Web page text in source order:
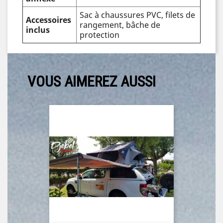
Accessoires
inclus
Sac à chaussures PVC, filets de
rangement, bâche de
protection
VOUS AIMEREZ AUSSI